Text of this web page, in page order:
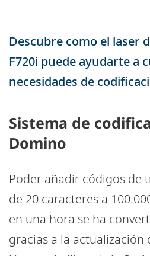
Descubre como el laser
F720i puede ayudarte a
necesidades de
Sistema de
Domino
Poder añadir códigos de
de 20 caracteres a
en una hora se ha
gracias a la actualización